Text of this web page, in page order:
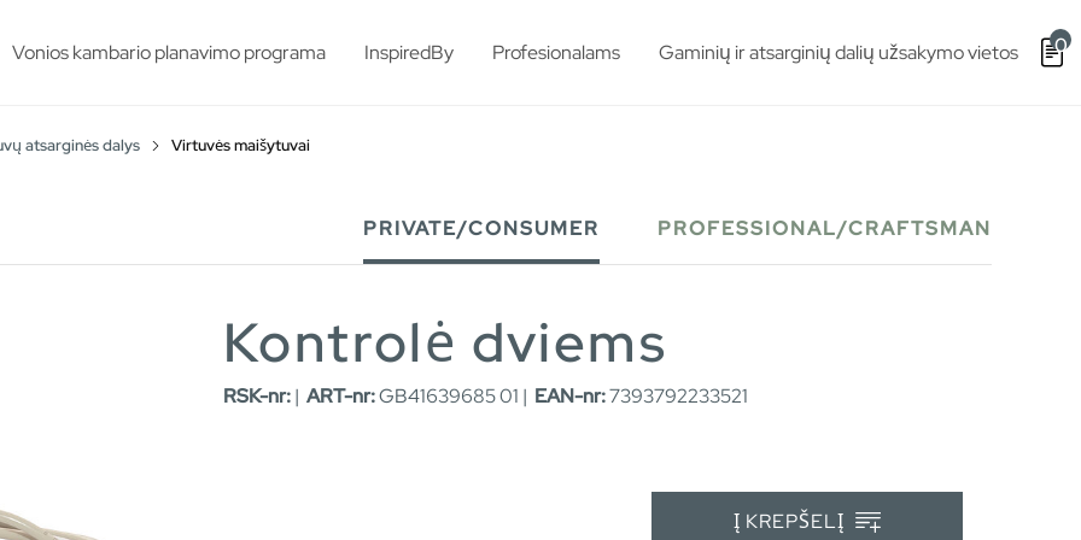
Vonios kambario planavimo programa InspiredBy Profesionalams Gaminių ir atsarginių dalių užsakymo vietos 0
atsarginės dalys Virtuvės maišytuvai
PRIVATE/CONSUMER PROFESSIONAL/CRAFTSMAN
Kontrolė dviems
RSK-nr:| ART-nr:GB41639685 01 | EAN-nr:7393792233521
Į KREPŠELĮ